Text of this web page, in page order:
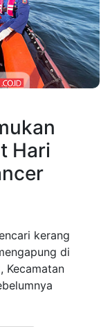
Hari
kerang
di
Kecamatan